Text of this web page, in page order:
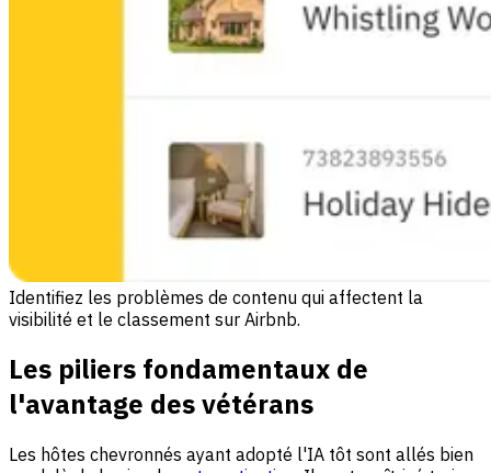
Identifiez les problèmes de contenu qui affectent la
visibilité et le classement sur Airbnb.
Les piliers fondamentaux de
l'avantage des vétérans
Les hôtes chevronnés ayant adopté l'IA tôt sont allés bien